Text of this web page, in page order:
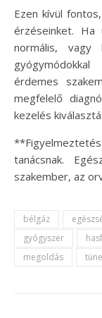
Ezen kívül
érzéseinket. Ha
normális,
érdemes
megfelelő
kezelés
tanácsnak.
szakember, az
bélgáz
gyógyszer
megoldás